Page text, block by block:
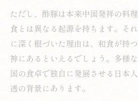
ただし、酢豚は本来中国発祥の料
食とは異なる起源を持ちます。そ
に深く根づいた理由は、和食が持
神にあるといえるでしょう。多様
国の食卓で独自に発展させる日本
透の背景にあります。